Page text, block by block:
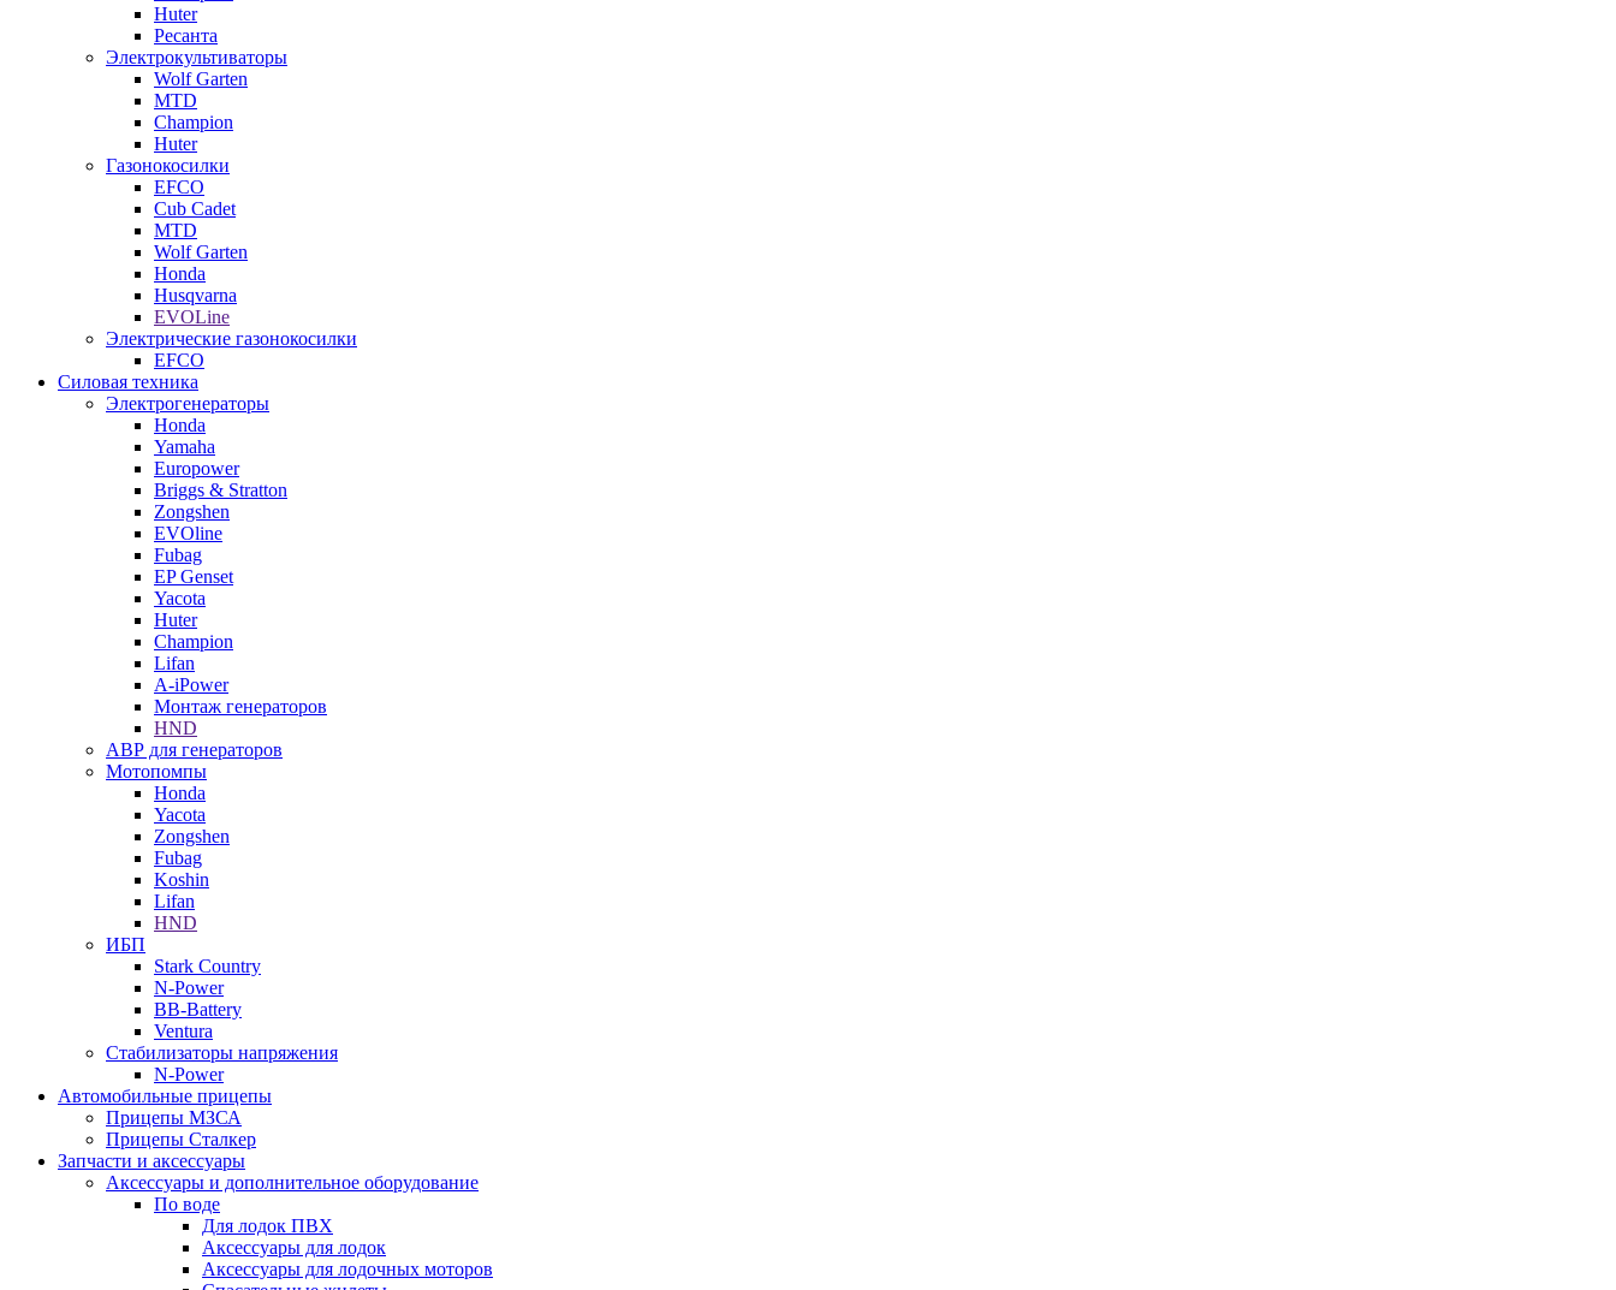
Huter
Ресанта
Электрокультиваторы
Wolf Garten
MTD
Champion
Huter
Газонокосилки
EFCO
Cub Cadet
MTD
Wolf Garten
Honda
Husqvarna
EVOLine
Электрические газонокосилки
EFCO
Силовая техника
Электрогенераторы
Honda
Yamaha
Europower
Briggs & Stratton
Zongshen
EVOline
Fubag
EP Genset
Yacota
Huter
Champion
Lifan
A-iPower
Монтаж генераторов
HND
АВР для генераторов
Мотопомпы
Honda
Yacota
Zongshen
Fubag
Koshin
Lifan
HND
ИБП
Stark Country
N-Power
BB-Battery
Ventura
Стабилизаторы напряжения
N-Power
Автомобильные прицепы
Прицепы МЗСА
Прицепы Сталкер
Запчасти и аксессуары
Аксессуары и дополнительное оборудование
По воде
Для лодок ПВХ
Аксессуары для лодок
Аксессуары для лодочных моторов